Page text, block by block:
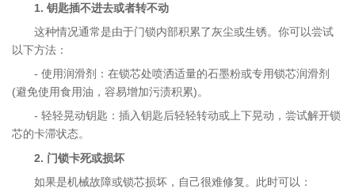
1. 钥匙插不进去或者转不动
这种情况通常是由于门锁内部积累了灰尘或生锈。你可以尝试
以下方法：
- 使用润滑剂：在锁芯处喷洒适量的石墨粉或专用锁芯润滑剂
(避免使用食用油，容易增加污渍积累)。
- 轻轻晃动钥匙：插入钥匙后轻轻转动或上下晃动，尝试解开锁
芯的卡滞状态。
2. 门锁卡死或损坏
如果是机械故障或锁芯损坏，自己很难修复。此时可以：